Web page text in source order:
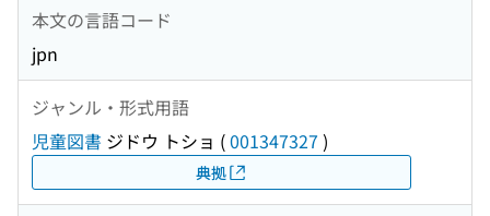
本文の言語コード
jpn
ジャンル・形式用語
児童図書 ジドウ トショ (001347327 )
典拠